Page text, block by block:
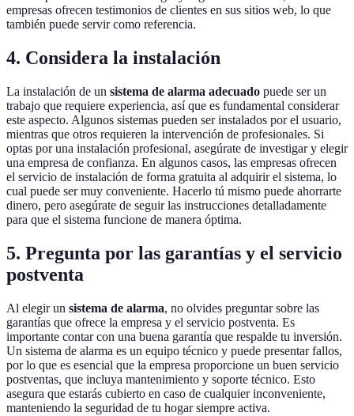
empresas ofrecen testimonios de clientes en sus sitios web, lo que
también puede servir como referencia.
4. Considera la instalación
La instalación de un sistema de alarma adecuado puede ser un
trabajo que requiere experiencia, así que es fundamental considerar
este aspecto. Algunos sistemas pueden ser instalados por el usuario,
mientras que otros requieren la intervención de profesionales. Si
optas por una instalación profesional, asegúrate de investigar y elegir
una empresa de confianza. En algunos casos, las empresas ofrecen
el servicio de instalación de forma gratuita al adquirir el sistema, lo
cual puede ser muy conveniente. Hacerlo tú mismo puede ahorrarte
dinero, pero asegúrate de seguir las instrucciones detalladamente
para que el sistema funcione de manera óptima.
5. Pregunta por las garantías y el servicio
postventa
Al elegir un sistema de alarma, no olvides preguntar sobre las
garantías que ofrece la empresa y el servicio postventa. Es
importante contar con una buena garantía que respalde tu inversión.
Un sistema de alarma es un equipo técnico y puede presentar fallos,
por lo que es esencial que la empresa proporcione un buen servicio
postventas, que incluya mantenimiento y soporte técnico. Esto
asegura que estarás cubierto en caso de cualquier inconveniente,
manteniendo la seguridad de tu hogar siempre activa.